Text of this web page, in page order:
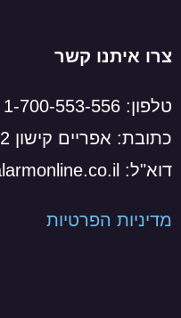
צרו איתנו קשר
טלפון: 1-700-553-556
כתובת: אפריים קישון 12 באר יעקב
דוא"ל: sales@alarmonline.co.il
מדיניות הפרטיות